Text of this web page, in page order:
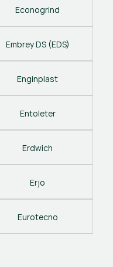
Econogrind
Embrey DS (EDS)
Enginplast
Entoleter
Erdwich
Erjo
Eurotecno